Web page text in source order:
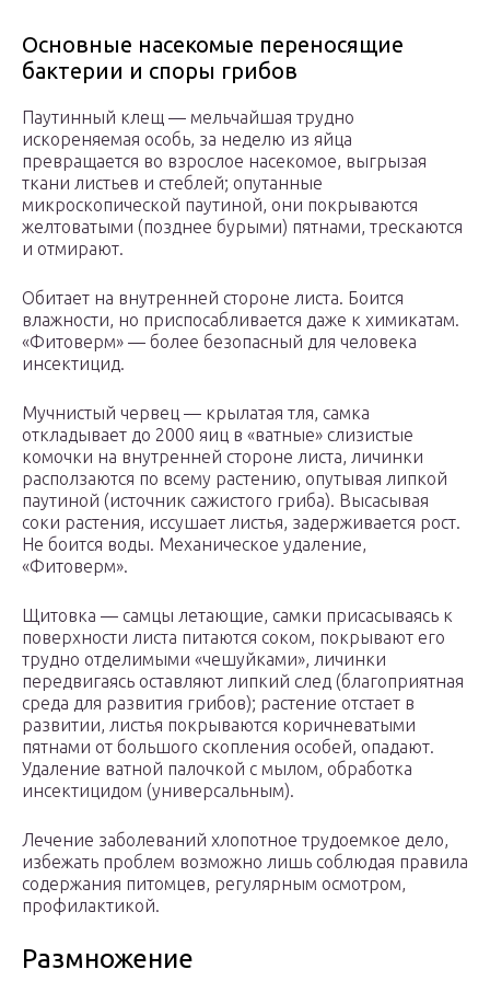
Основные насекомые переносящие
бактерии и споры грибов
Паутинный клещ — мельчайшая трудно
искореняемая особь, за неделю из яйца
превращается во взрослое насекомое, выгрызая
ткани листьев и стеблей; опутанные
микроскопической паутиной, они покрываются
желтоватыми (позднее бурыми) пятнами, трескаются
и отмирают.
Обитает на внутренней стороне листа. Боится
влажности, но приспосабливается даже к химикатам.
«Фитоверм» — более безопасный для человека
инсектицид.
Мучнистый червец — крылатая тля, самка
откладывает до 2000 яиц в «ватные» слизистые
комочки на внутренней стороне листа, личинки
расползаются по всему растению, опутывая липкой
паутиной (источник сажистого гриба). Высасывая
соки растения, иссушает листья, задерживается рост.
Не боится воды. Механическое удаление,
«Фитоверм».
Щитовка — самцы летающие, самки присасываясь к
поверхности листа питаются соком, покрывают его
трудно отделимыми «чешуйками», личинки
передвигаясь оставляют липкий след (благоприятная
среда для развития грибов); растение отстает в
развитии, листья покрываются коричневатыми
пятнами от большого скопления особей, опадают.
Удаление ватной палочкой с мылом, обработка
инсектицидом (универсальным).
Лечение заболеваний хлопотное трудоемкое дело,
избежать проблем возможно лишь соблюдая правила
содержания питомцев, регулярным осмотром,
профилактикой.
Размножение